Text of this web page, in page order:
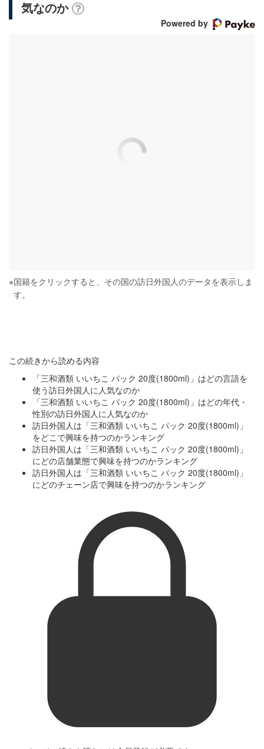
気なのか
Powered by
※国籍をクリックすると、その国の訪日外国人のデータを表示しま
す。
この続きから読める内容
「三和酒類 いいちこ パック 20度(1800ml)」はどの言語を
使う訪日外国人に人気なのか
「三和酒類 いいちこ パック 20度(1800ml)」はどの年代・
性別の訪日外国人に人気なのか
訪日外国人は「三和酒類 いいちこ パック 20度(1800ml)」
をどこで興味を持つのかランキング
訪日外国人は「三和酒類 いいちこ パック 20度(1800ml)」
にどの店舗業態で興味を持つのかランキング
訪日外国人は「三和酒類 いいちこ パック 20度(1800ml)」
にどのチェーン店で興味を持つのかランキング